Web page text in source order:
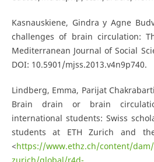
Kasnauskiene, Gindra y Agne
challenges of brain circulation:
Mediterranean Journal of Social
DOI: 10.5901/mjss.2013.v4n9p740.
Lindberg, Emma, Parijat
Brain drain or brain
international students: Swiss
students at ETH Zurich and
<https://www.ethz.ch/content/